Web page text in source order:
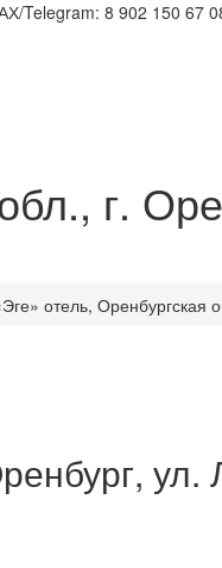
Telegram: 8 902 150 67
г.
отель, Оренбургская
ул.